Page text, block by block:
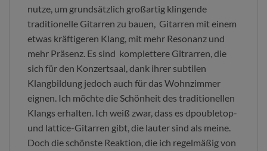
nutze, um grundsätzlich großartig klingende
traditionelle Gitarren zu bauen, Gitarren mit einem
etwas kräftigeren Klang, mit mehr Resonanz und
mehr Präsenz. Es sind komplettere Gitrarren, die
sich für den Konzertsaal, dank ihrer subtilen
Klangbildung jedoch auch für das Wohnzimmer
eignen. Ich möchte die Schönheit des traditionellen
Klangs erhalten. Ich weiß zwar, dass es dpoubletop-
und lattice-Gitarren gibt, die lauter sind als meine.
Doch die schönste Reaktion, die ich regelmäßig von